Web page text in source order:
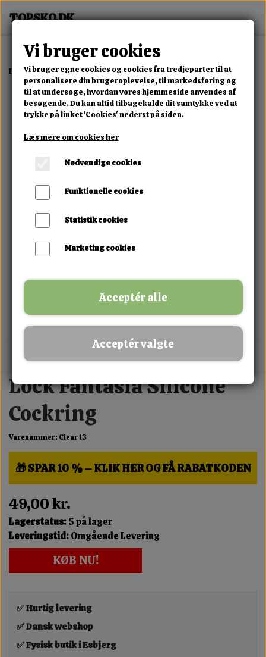
Forside Erotisk Kollektion Alle Produkter Lock Fantasia Silicone
MIX FRIT · KØB 3 BETAL FOR 2
Lock Fantasia Silicone
Cockring
Varenummer: Clear t3
🎁 SPAR 10 % – KLIK HER OG FÅ RABATKODEN
49,00 kr.
Lagerstatus:5 på lager
Leveringstid:Omgående Levering
KØB NU!
✅ Hurtig levering
✅ Dansk webshop
✅ Fysisk butik i Esbjerg
Vi bruger cookies
Vi bruger egne cookies og cookies fra tredjeparter til at
personalisere din brugeroplevelse, til markedsføring og
til at undersøge, hvordan vores hjemmeside anvendes af
besøgende. Du kan altid tilbagekalde dit samtykke ved at
trykke på linket 'Cookies' nederst på siden.
Læs mere om cookies her
Nødvendige cookies
Funktionelle cookies
Statistik cookies
Marketing cookies
Acceptér alle
Acceptér valgte